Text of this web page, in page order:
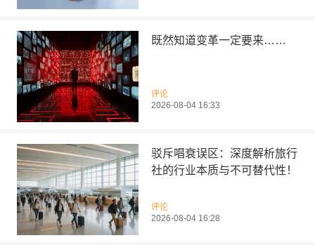
既然知道变革一定要来……
评论
2026-08-04 16:33
驳斥唱衰误区：深度解析旅行
社的行业本质与不可替代性！
评论
2026-08-04 16:28